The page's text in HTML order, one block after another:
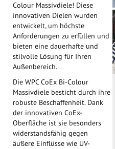
Colour Massivdiele! Diese
innovativen Dielen wurden
entwickelt, um höchste
Anforderungen zu erfüllen und
bieten eine dauerhafte und
stilvolle Lösung für Ihren
Außenbereich.
Die WPC CoEx Bi-Colour
Massivdiele besticht durch ihre
robuste Beschaffenheit. Dank
der innovativen CoEx-
Oberfläche ist sie besonders
widerstandsfähig gegen
äußere Einflüsse wie UV-